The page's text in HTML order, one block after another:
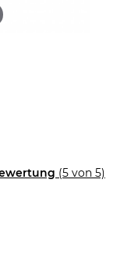
(5 von 5)